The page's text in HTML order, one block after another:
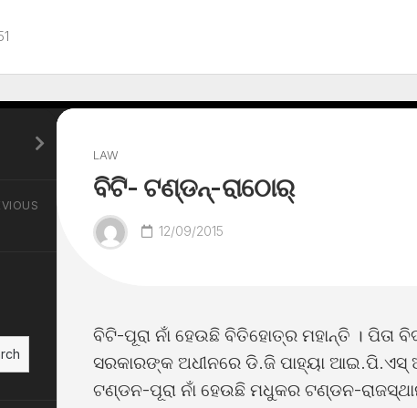
LAW
ବିଟି- ଟଣ୍ଡନ୍-ରାଠୋର୍
12/09/2015
ବିଟି-ପୂରା ନାଁ ହେଉଛି ବିତିହୋତ୍ର ମହାନ୍ତି । ପିତା
ସରକାରଙ୍କ ଅଧୀନରେ ଡି.ଜି ପାହ୍ୟା ଆଇ.ପି.ଏସ୍
ଟଣ୍ଡନ-ପୂରା ନାଁ ହେଉଛି ମଧୁକର ଟଣ୍ଡନ-